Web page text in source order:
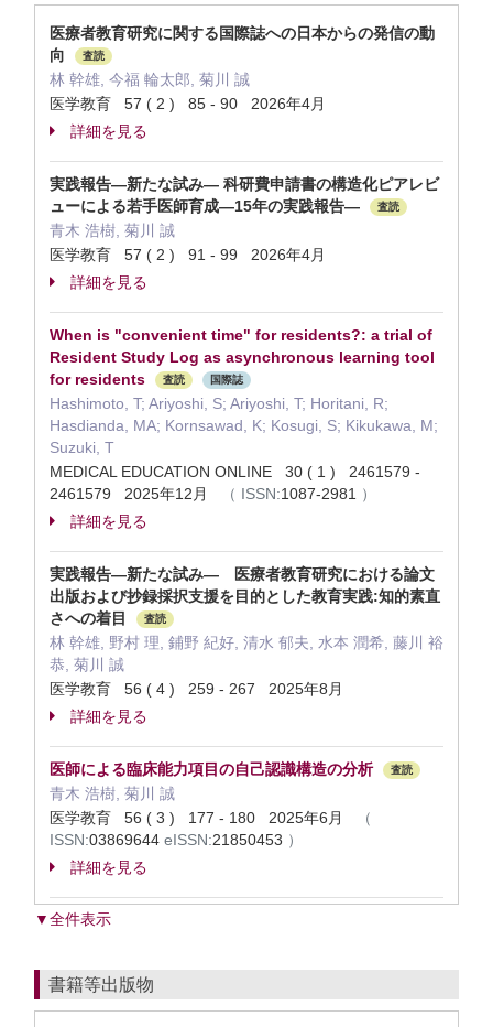
医療者教育研究に関する国際誌への日本からの発信の動
向
査読
林 幹雄, 今福 輪太郎, 菊川 誠
医学教育 57 ( 2 ) 85 - 90 2026年4月
詳細を見る
実践報告―新たな試み― 科研費申請書の構造化ピアレビ
ューによる若手医師育成―15年の実践報告―
査読
青木 浩樹, 菊川 誠
医学教育 57 ( 2 ) 91 - 99 2026年4月
詳細を見る
When is "convenient time" for residents?: a trial of
Resident Study Log as asynchronous learning tool
for residents
査読 国際誌
Hashimoto, T; Ariyoshi, S; Ariyoshi, T; Horitani, R;
Hasdianda, MA; Kornsawad, K; Kosugi, S; Kikukawa, M;
Suzuki, T
MEDICAL EDUCATION ONLINE 30 ( 1 ) 2461579 -
2461579 2025年12月
（ ISSN:1087-2981 ）
詳細を見る
実践報告―新たな試み― 医療者教育研究における論文
出版および抄録採択支援を目的とした教育実践:知的素直
さへの着目
査読
林 幹雄, 野村 理, 鋪野 紀好, 清水 郁夫, 水本 潤希, 藤川 裕
恭, 菊川 誠
医学教育 56 ( 4 ) 259 - 267 2025年8月
詳細を見る
医師による臨床能力項目の自己認識構造の分析 査読
青木 浩樹, 菊川 誠
医学教育 56 ( 3 ) 177 - 180 2025年6月
（
ISSN:03869644 eISSN:21850453 ）
詳細を見る
▼全件表示
書籍等出版物